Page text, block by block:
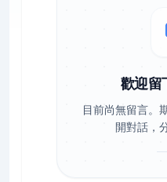
歡迎留
目前尚無留言。
開對話，